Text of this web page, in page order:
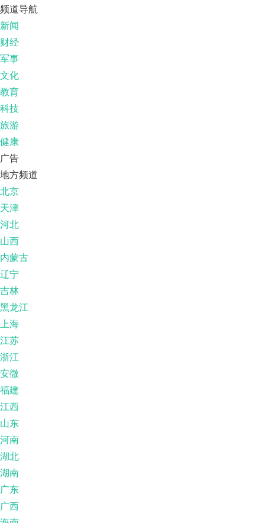
频道导航
新闻
财经
军事
文化
教育
科技
旅游
健康
广告
地方频道
北京
天津
河北
山西
内蒙古
辽宁
吉林
黑龙江
上海
江苏
浙江
安微
福建
江西
山东
河南
湖北
湖南
广东
广西